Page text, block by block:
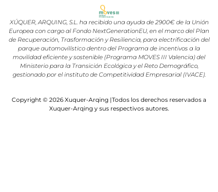
XÚQUER, ARQUING, S.L. ha recibido una ayuda de 2900€ de la Unión
Europea con cargo al Fondo NextGenerationEU, en el marco del Plan
de Recuperación, Trasformación y Resiliencia, para electrificación del
parque automovilístico dentro del Programa de incentivos a la
movilidad eficiente y sostenible (Programa MOVES III Valencia) del
Ministerio para la Transición Ecológica y el Reto Demográfico,
gestionado por el instituto de Competitividad Empresarial (IVACE).
Copyright © 2026 Xuquer-Arqing |Todos los derechos reservados a
Xuquer-Arqing y sus respectivos autores.